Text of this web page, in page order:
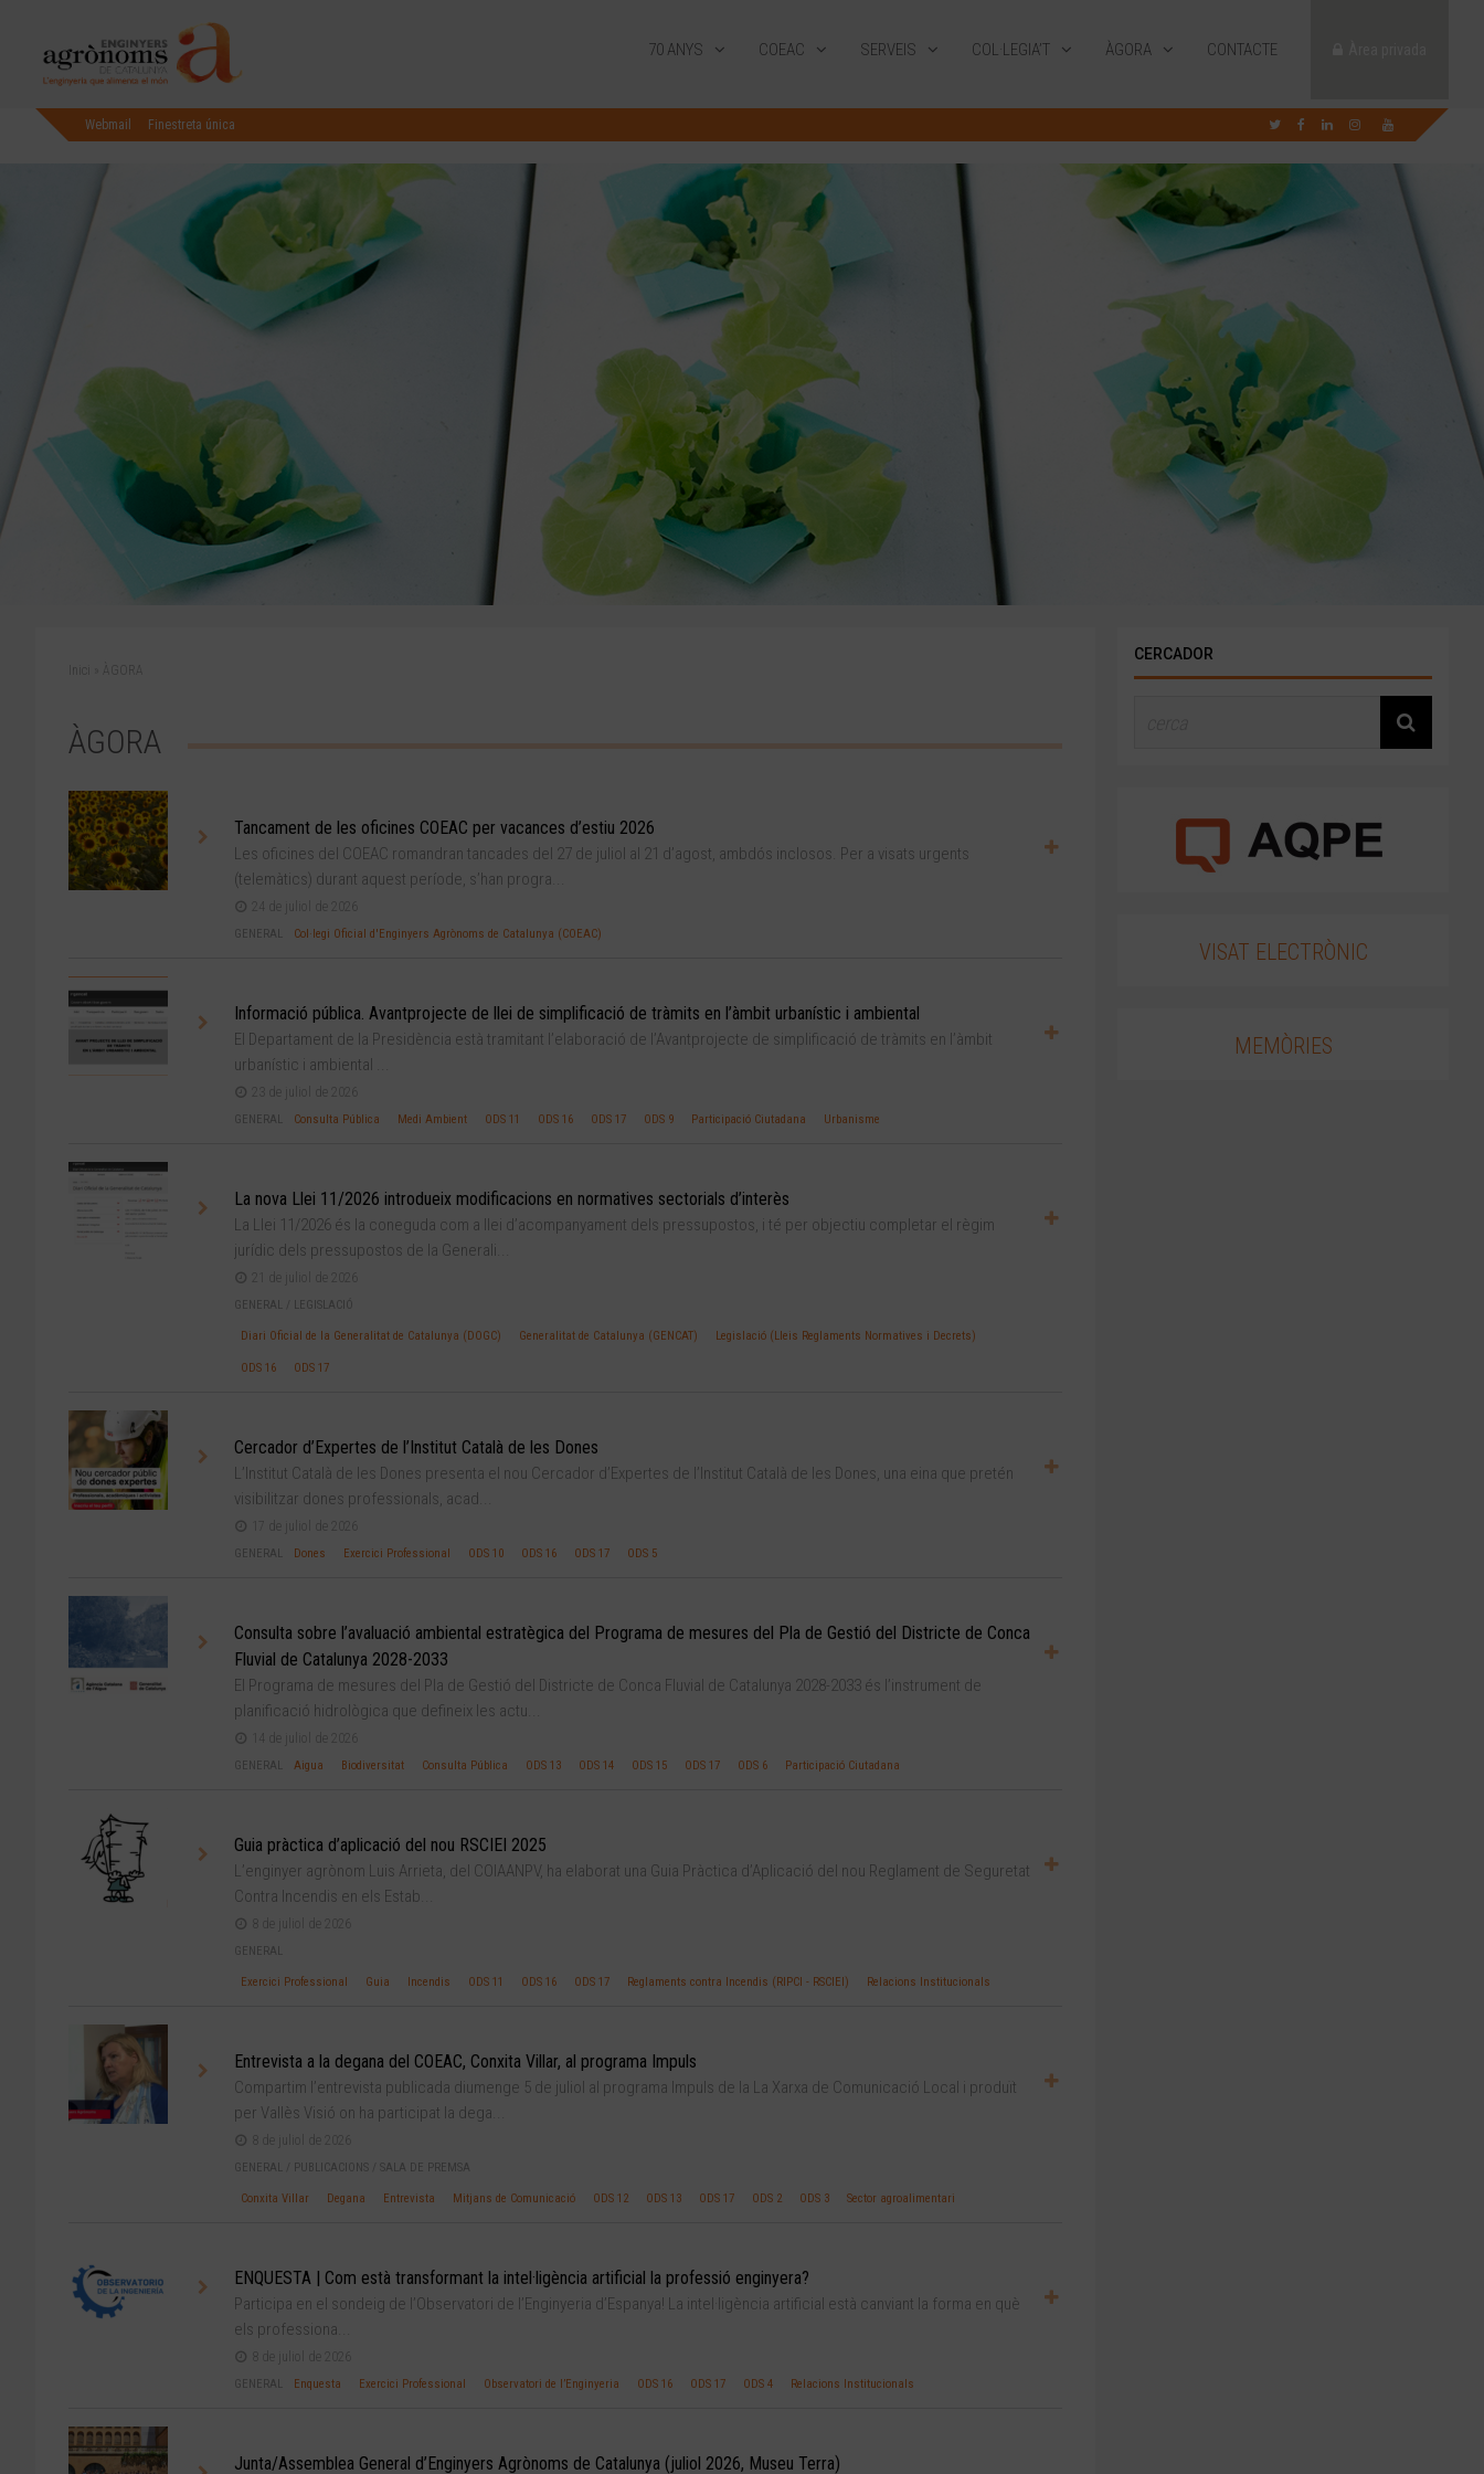
70 ANYS COEAC SERVEIS COL·LEGIA’T ÀGORA CONTACTE
Webmail Finestreta única
Inici ÀGORA
ÀGORA
Tancament de les oficines COEAC per vacances d’estiu 2026
Les oficines del COEAC romandran tancades del 27 de juliol al 21 d’agost, ambdós inclosos. Per a visats urgents
(telemàtics) durant aquest període, s’han progra...
24 de juliol de 2026
GENERAL Col·legi Oficial d'Enginyers Agrònoms de Catalunya (COEAC)
Informació pública. Avantprojecte de llei de simplificació de tràmits en l’àmbit urbanístic i ambiental
El Departament de la Presidència està tramitant l’elaboració de l’Avantprojecte de simplificació de tràmits en l’àmbit
urbanístic i ambiental ...
23 de juliol de 2026
GENERAL Consulta Pública Medi Ambient ODS 11 ODS 16 ODS 17 ODS 9 Participació Ciutadana Urbanisme
La nova Llei 11/2026 introdueix modificacions en normatives sectorials d’interès
La Llei 11/2026 és la coneguda com a llei d’acompanyament dels pressupostos, i té per objectiu completar el règim
jurídic dels pressupostos de la Generali...
21 de juliol de 2026
GENERAL LEGISLACIÓ
Diari Oficial de la Generalitat de Catalunya (DOGC) Generalitat de Catalunya (GENCAT) Legislació (Lleis Reglaments Normatives i Decrets)
ODS 16 ODS 17
Cercador d’Expertes de l’Institut Català de les Dones
L’Institut Català de les Dones presenta el nou Cercador d’Expertes de l’Institut Català de les Dones, una eina que pretén
visibilitzar dones professionals, acad...
17 de juliol de 2026
GENERAL Dones Exercici Professional ODS 10 ODS 16 ODS 17 ODS 5
Consulta sobre l’avaluació ambiental estratègica del Programa de mesures del Pla de Gestió del Districte de Conca
Fluvial de Catalunya 2028-2033
El Programa de mesures del Pla de Gestió del Districte de Conca Fluvial de Catalunya 2028-2033 és l’instrument de
planificació hidrològica que defineix les actu...
14 de juliol de 2026
GENERAL Aigua Biodiversitat Consulta Pública ODS 13 ODS 14 ODS 15 ODS 17 ODS 6 Participació Ciutadana
Guia pràctica d’aplicació del nou RSCIEI 2025
L’enginyer agrònom Luis Arrieta, del COIAANPV, ha elaborat una Guia Pràctica d’Aplicació del nou Reglament de Seguretat
Contra Incendis en els Estab...
8 de juliol de 2026
GENERAL
Exercici Professional Guia Incendis ODS 11 ODS 16 ODS 17 Reglaments contra Incendis (RIPCI - RSCIEI) Relacions Institucionals
Entrevista a la degana del COEAC, Conxita Villar, al programa Impuls
Compartim l’entrevista publicada diumenge 5 de juliol al programa Impuls de la La Xarxa de Comunicació Local i produït
per Vallès Visió on ha participat la dega...
8 de juliol de 2026
GENERAL PUBLICACIONS SALA DE PREMSA
Conxita Villar Degana Entrevista Mitjans de Comunicació ODS 12 ODS 13 ODS 17 ODS 2 ODS 3 Sector agroalimentari
ENQUESTA | Com està transformant la intel·ligència artificial la professió enginyera?
Participa en el sondeig de l’Observatori de l’Enginyeria d’Espanya! La intel·ligència artificial està canviant la forma en què
els professiona...
8 de juliol de 2026
GENERAL Enquesta Exercici Professional Observatori de l’Enginyeria ODS 16 ODS 17 ODS 4 Relacions Institucionals
Junta/Assemblea General d’Enginyers Agrònoms de Catalunya (juliol 2026, Museu Terra)
CERCADOR
VISAT ELECTRÒNIC
MEMÒRIES